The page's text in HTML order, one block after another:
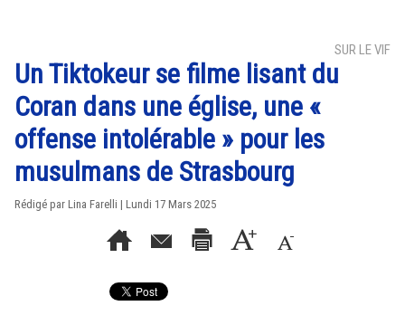
SUR LE VIF
Un Tiktokeur se filme lisant du
Coran dans une église, une «
offense intolérable » pour les
musulmans de Strasbourg
Rédigé par Lina Farelli | Lundi 17 Mars 2025